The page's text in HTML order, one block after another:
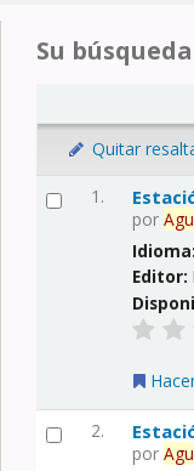
Su
Quitar
1.
por
Editor:
2.
por